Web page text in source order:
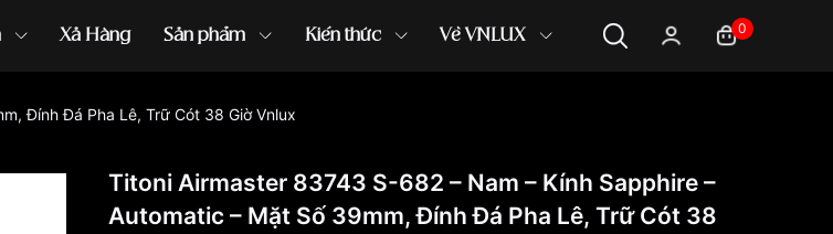
Xả Hàng Sản phẩm Kiến thức Về VNLUX 0
Đính Đá Pha Lê, Trữ Cót 38 Giờ Vnlux
Titoni Airmaster 83743 S-682 – Nam – Kính Sapphire –
Automatic – Mặt Số 39mm, Đính Đá Pha Lê, Trữ Cót 38